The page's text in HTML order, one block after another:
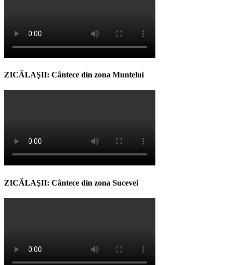
ZICĂLAŞII: Cântece din zona Muntelui
ZICĂLAŞII: Cântece din zona Sucevei